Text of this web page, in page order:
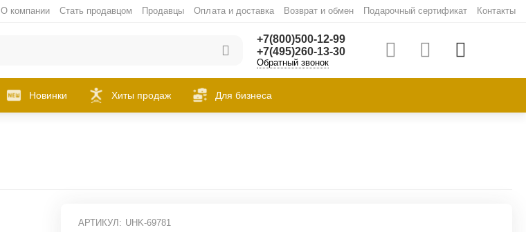
О компании Стать продавцом Продавцы Оплата и доставка Возврат и обмен Подарочный сертификат Контакты
+7(800)500-12-99
+7(495)260-13-30
Обратный звонок
Новинки Хиты продаж Для бизнеса
АРТИКУЛ: UHK-69781